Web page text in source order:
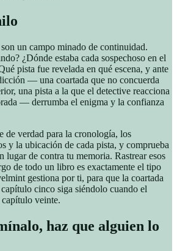
un campo minado de continuidad.
¿Dónde estaba cada sospechoso en el
pista fue revelada en qué escena, y ante
— una coartada que no concuerda
una pista a la que el detective reacciona
— derrumba el enigma y la confianza
de verdad para la cronología, los
y la ubicación de cada pista, y comprueba
lugar de contra tu memoria. Rastrear esos
de todo un libro es exactamente el tipo
gestiona por ti, para que la coartada
cinco siga siéndolo cuando el
veinte.
haz que alguien lo